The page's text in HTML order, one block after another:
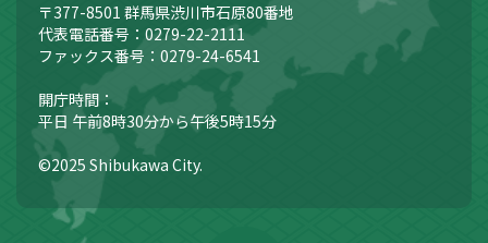
〒377-8501 群馬県渋川市石原80番地
代表電話番号：0279-22-2111
ファックス番号：0279-24-6541
開庁時間：
平日 午前8時30分から午後5時15分
©2025 Shibukawa City.